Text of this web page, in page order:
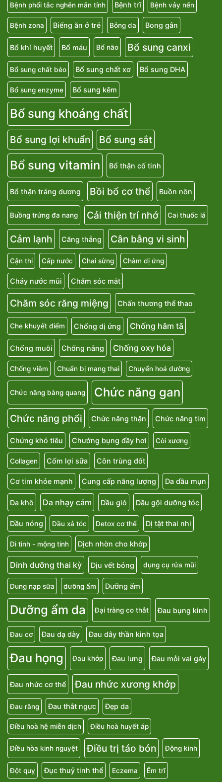
Bệnh phổi tắc nghẽn mãn tính Bệnh trĩ Bệnh vảy nến
Bệnh zona Biếng ăn ở trẻ Bỏng da Bong gân
Bổ khí huyết Bổ máu Bổ não Bổ sung canxi
Bổ sung chất béo Bổ sung chất xơ Bổ sung DHA
Bổ sung enzyme Bổ sung kẽm
Bổ sung khoáng chất
Bổ sung lợi khuẩn Bổ sung sắt
Bổ sung vitamin Bổ thận cố tinh
Bổ thận tráng dương Bồi bổ cơ thể Buồn nôn
Buồng trứng đa nang Cải thiện trí nhớ Cai thuốc lá
Cảm lạnh Căng thẳng Cân bằng vi sinh
Cận thị Cấp nước Chai sừng Chàm dị ứng
Chảy nước mũi Chăm sóc mắt
Chăm sóc răng miệng Chấn thương thể thao
Che khuyết điểm Chống dị ứng Chống hăm tã
Chống muỗi Chống nắng Chống oxy hóa
Chống viêm Chuẩn bị mang thai Chuyển hoá đường
Chức năng bàng quang Chức năng gan
Chức năng phổi Chức năng thận Chức năng tim
Chứng khó tiêu Chướng bụng đầy hơi Còi xương
Collagen Cốm lợi sữa Côn trùng đốt
Cơ tim khỏe mạnh Cung cấp năng lượng Da dầu mụn
Da khô Da nhạy cảm Dầu gió Dầu gội dưỡng tóc
Dầu nóng Dầu xả tóc Detox cơ thể Dị tật thai nhi
Di tinh - mộng tinh Dịch nhờn cho khớp
Dinh dưỡng thai kỳ Dịu vết bỏng dụng cụ rửa mũi
Dung nạp sữa dưỡng ẩm Dưỡng ẩm
Dưỡng ẩm da Đại tràng co thắt Đau bụng kinh
Đau cơ Đau dạ dày Đau dây thần kinh tọa
Đau họng Đau khớp Đau lưng Đau mỏi vai gáy
Đau nhức cơ thể Đau nhức xương khớp
Đau răng Đau thắt ngực Đẹp da
Điều hoà hệ miễn dịch Điều hoà huyết áp
Điều hòa kinh nguyệt Điều trị táo bón Động kinh
Đột quỵ Đục thuỷ tinh thể Eczema Êm trĩ